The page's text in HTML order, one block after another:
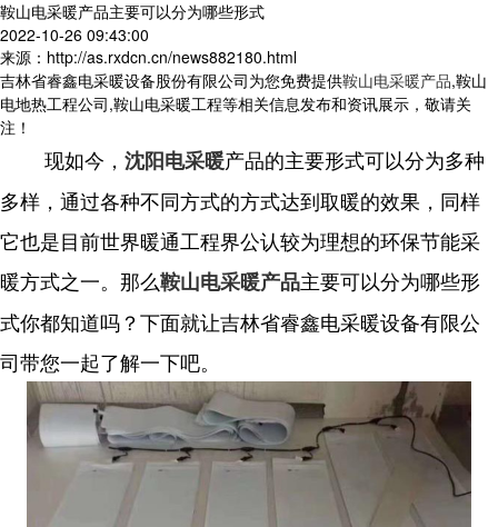
鞍山电采暖产品主要可以分为哪些形式
2022-10-26 09:43:00
来源：http://as.rxdcn.cn/news882180.html
吉林省睿鑫电采暖设备股份有限公司为您免费提供鞍山电采暖产品,鞍山
电地热工程公司,鞍山电采暖工程等相关信息发布和资讯展示，敬请关
注！
现如今， 沈阳电采暖产品的主要形式可以分为多种
多样，通过各种不同方式的方式达到取暖的效果，同样
它也是目前世界暖通工程界公认较为理想的环保节能采
暖方式之一。那么鞍山电采暖产品主要可以分为哪些形
式你都知道吗？下面就让吉林省睿鑫电采暖设备有限公
司带您一起了解一下吧。